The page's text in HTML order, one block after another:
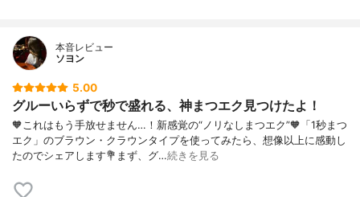
本音レビュー
ソヨン
5.00
グルーいらずで秒で盛れる、神まつエク見つけたよ！
🧡これはもう手放せません…！新感覚の“ノリなしまつエク”🧡「1秒まつ
エク」のブラウン・クラウンタイプを使ってみたら、想像以上に感動し
たのでシェアします💐まず、グ…続きを見る